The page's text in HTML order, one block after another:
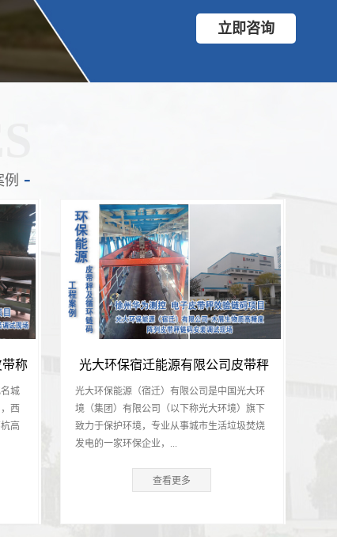
立即咨询
称
城
西
高
光大环保宿迁能源有限公司皮带秤
效验链码项目
光大环保能源（宿迁）有限公司是中国光大环
境（集团）有限公司（以下称光大环境）旗下
致力于保护环境，专业从事城市生活垃圾焚烧
发电的一家环保企业，...
查看更多